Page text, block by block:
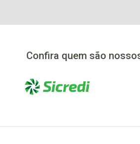
Confira quem são